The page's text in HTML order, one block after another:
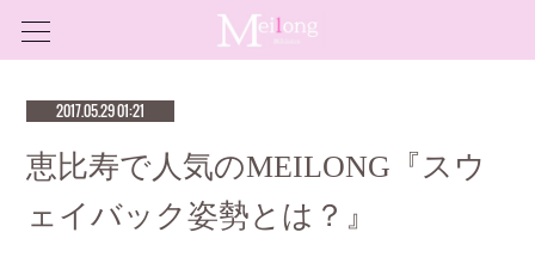
2017.05.29 01:21
恵比寿で人気のMEILONG『スウ
ェイバック姿勢とは？』